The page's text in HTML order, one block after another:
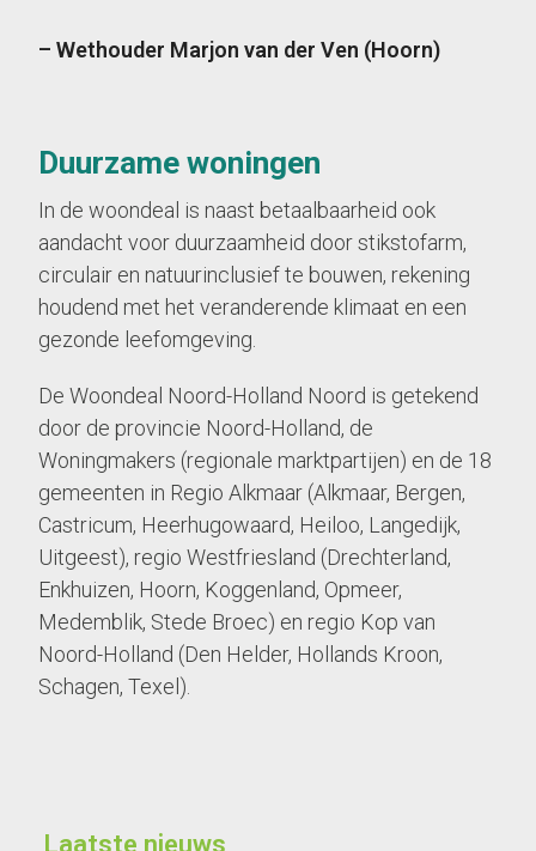
– Wethouder Marjon van der Ven (Hoorn)
Duurzame woningen
In de woondeal is naast betaalbaarheid ook
aandacht voor duurzaamheid door stikstofarm,
circulair en natuurinclusief te bouwen, rekening
houdend met het veranderende klimaat en een
gezonde leefomgeving.
De Woondeal Noord-Holland Noord is getekend
door de provincie Noord-Holland, de
Woningmakers (regionale marktpartijen) en de 18
gemeenten in Regio Alkmaar (Alkmaar, Bergen,
Castricum, Heerhugowaard, Heiloo, Langedijk,
Uitgeest), regio Westfriesland (Drechterland,
Enkhuizen, Hoorn, Koggenland, Opmeer,
Medemblik, Stede Broec) en regio Kop van
Noord-Holland (Den Helder, Hollands Kroon,
Schagen, Texel).
Laatste nieuws